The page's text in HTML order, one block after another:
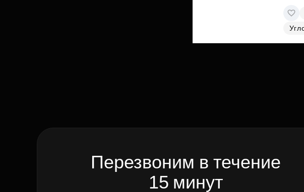
Перезвоним в течение
15 минут